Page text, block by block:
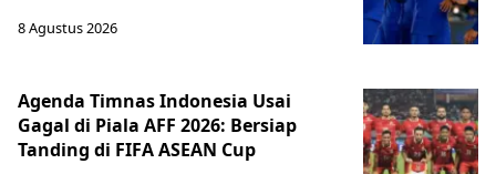
8 Agustus 2026
Agenda Timnas Indonesia Usai
Gagal di Piala AFF 2026: Bersiap
Tanding di FIFA ASEAN Cup